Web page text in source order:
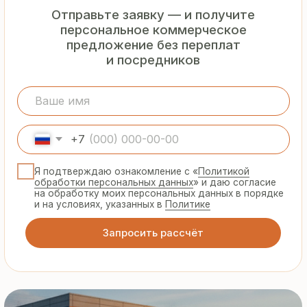
Сертифицированная
продукция
соответствуют ГОСТ и международным
Гарантия
от производителя
Предоставляем официальную гарантию
на материалы и подтверждаем
надёжность каждой партии